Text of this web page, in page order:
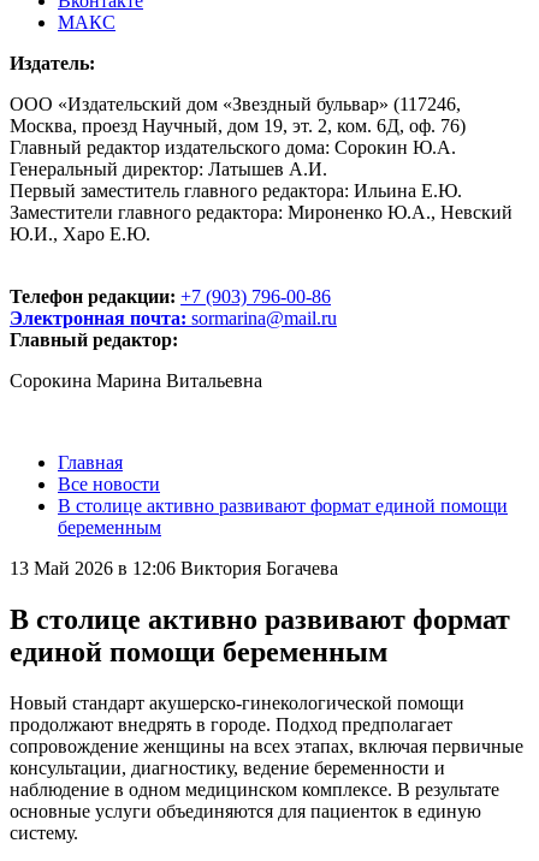
МАКС
Издатель:
ООО «Издательский дом «Звездный бульвар» (117246,
Москва, проезд Научный, дом 19, эт. 2, ком. 6Д, оф. 76)
Главный редактор издательского дома: Сорокин Ю.А.
Генеральный директор: Латышев А.И.
Первый заместитель главного редактора: Ильина Е.Ю.
Заместители главного редактора: Мироненко Ю.А., Невский
Ю.И., Харо Е.Ю.
Телефон редакции: +7 (903) 796-00-86
Электронная почта: sormarina@mail.ru
Главный редактор:
Сорокина Марина Витальевна
Главная
Все новости
В столице активно развивают формат единой помощи
беременным
13 Май 2026 в 12:06 Виктория Богачева
В столице активно развивают формат
единой помощи беременным
Новый стандарт акушерско-гинекологической помощи
продолжают внедрять в городе. Подход предполагает
сопровождение женщины на всех этапах, включая первичные
консультации, диагностику, ведение беременности и
наблюдение в одном медицинском комплексе. В результате
основные услуги объединяются для пациенток в единую
систему.